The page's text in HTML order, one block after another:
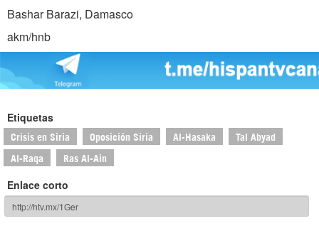
Bashar Barazi, Damasco
akm/hnb
Etiquetas
Crisis en Siria Oposición Siria Al-Hasaka Tal Abyad
Al-Raqa Ras Al-Ain
Enlace corto